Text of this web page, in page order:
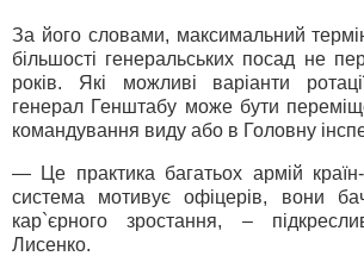
За його словами, максимальний
більшості генеральських посад не
років. Які можливі варіанти
генерал Генштабу може бути
командування виду або в Головну
— Це практика багатьох армій
система мотивує офіцерів, вони
кар`єрного зростання, –
Лисенко.